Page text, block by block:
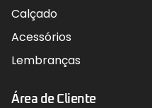
Calçado
Acessórios
Lembranças
Área de Cliente